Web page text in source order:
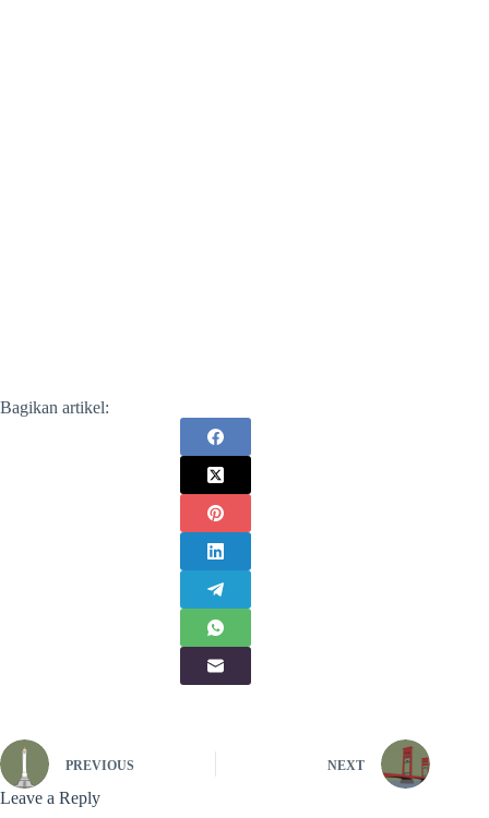
Bagikan artikel:
PREVIOUS NEXT
Leave a Reply